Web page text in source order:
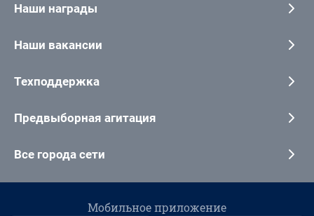
Наши награды
Наши вакансии
Техподдержка
Предвыборная агитация
Все города сети
Мобильное приложение